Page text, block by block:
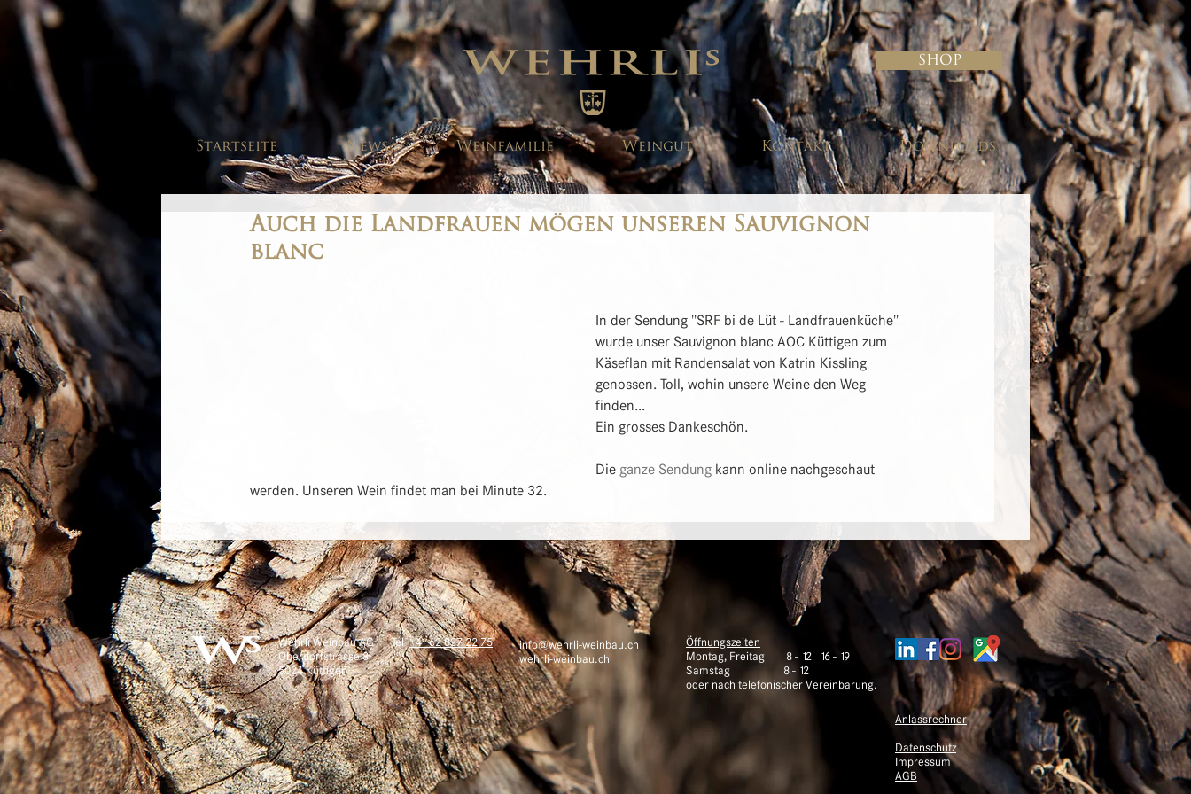
Shop
Startseite News Weinfamilie Weingut Kontakt Downloads
Auch die Landfrauen mögen unseren Sauvignon
blanc
In der Sendung "SRF bi de Lüt - Landfrauenküche"
wurde unser Sauvignon blanc AOC Küttigen zum
Käseflan mit Randensalat von Katrin Kissling
genossen. Toll, wohin unsere Weine den Weg
finden...
Ein grosses Dankeschön.
Die ganze Sendung kann online nachgeschaut
werden. Unseren Wein findet man bei Minute 32.
Wehrli Weinbau AG
Oberdorfstrasse 8
5024 Küttigen
Tel+41 62 827 22 75
info@wehrli-weinbau.ch
wehrli-weinbau.ch
Öffnungszeiten
Montag, Freitag 8 - 12 16 - 19
Samstag 8 - 12
oder nach telefonischer Vereinbarung.
Anlassrechner
Datenschutz
Impressum
AGB